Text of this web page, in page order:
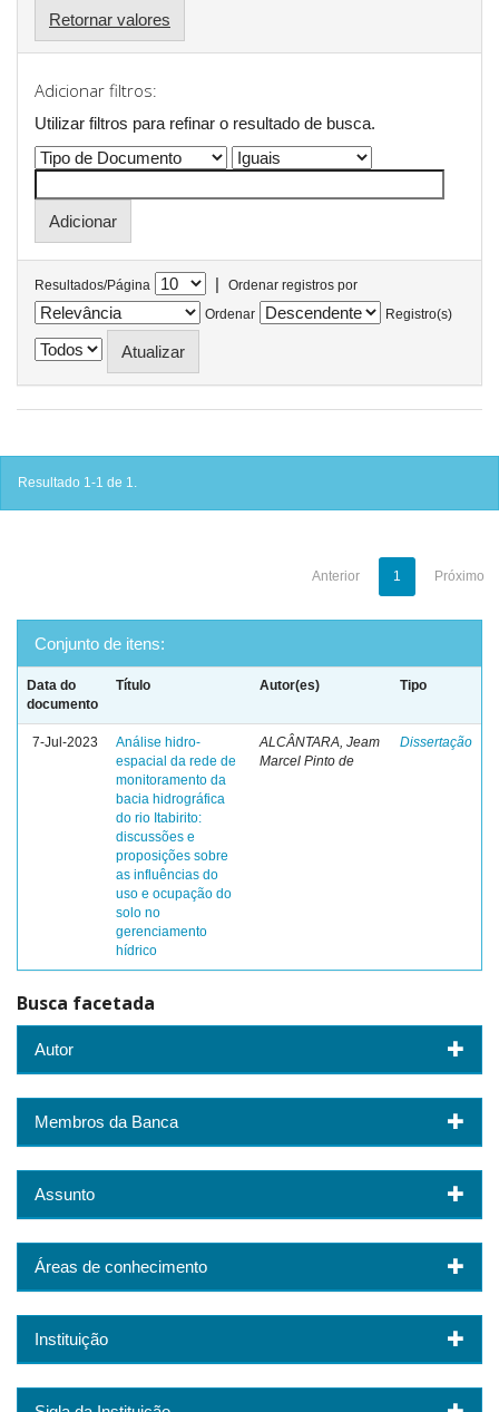
Retornar valores
Adicionar filtros:
Utilizar filtros para refinar o resultado de busca.
Resultados/Página |
Ordenar registros por
Ordenar
Registro(s)
Resultado 1-1 de 1.
Anterior 1 Próximo
Conjunto de itens:
Data do
documento
Título Autor(es) Tipo
7-Jul-2023
Análise hidro-
espacial da rede de
monitoramento da
bacia hidrográfica
do rio Itabirito:
discussões e
proposições sobre
as influências do
uso e ocupação do
solo no
gerenciamento
hídrico
ALCÂNTARA, Jeam
Marcel Pinto de
Dissertação
Busca facetada
Autor
Membros da Banca
Assunto
Áreas de conhecimento
Instituição